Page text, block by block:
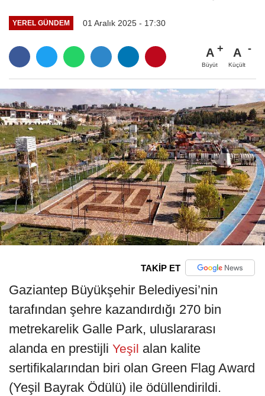
YEREL GÜNDEM 01 Aralık 2025 - 17:30
A
Büyüt
A
Küçült
TAKİP ET
Gaziantep Büyükşehir Belediyesi’nin
tarafından şehre kazandırdığı 270 bin
metrekarelik Galle Park, uluslararası
alanda en prestijli Yeşil alan kalite
sertifikalarından biri olan Green Flag Award
(Yeşil Bayrak Ödülü) ile ödüllendirildi.